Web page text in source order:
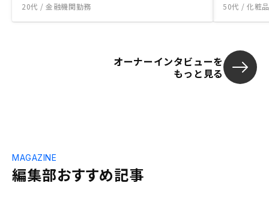
20代 / 金融機関勤務 50代 / 化粧
オーナーインタビューを
もっと見る
編集部おすすめ記事
MAGAZINE